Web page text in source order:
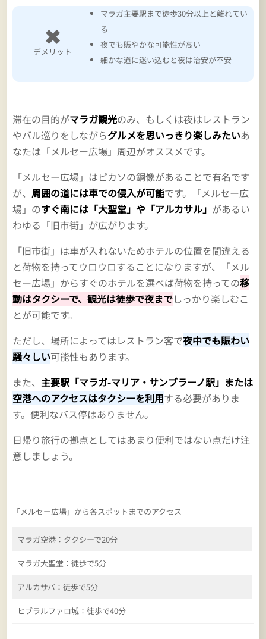
✖
デメリット
マラガ主要駅まで徒歩30分以上と離れてい
る
夜でも賑やかな可能性が高い
細かな道に迷い込むと夜は治安が不安
滞在の目的がマラガ観光のみ、もしくは夜はレストラン
やバル巡りをしながらグルメを思いっきり楽しみたいあ
なたは「メルセー広場」周辺がオススメです。
「メルセー広場」はピカソの銅像があることで有名です
が、周囲の道には車での侵入が可能です。「メルセー広
場」のすぐ南には「大聖堂」や「アルカサル」 があるい
わゆる「旧市街」が広がります。
「旧市街」は車が入れないためホテルの位置を間違える
と荷物を持ってウロウロすることになりますが、「メル
セー広場」からすぐのホテルを選べば荷物を持っての移
動はタクシーで、観光は徒歩で夜までしっかり楽しむこ
とが可能です。
ただし、場所によってはレストラン客で夜中でも賑わい
騒々しい可能性もあります。
また、主要駅「マラガ-マリア・サンブラーノ駅」または
空港へのアクセスはタクシーを利用する必要がありま
す。便利なバス停はありません。
日帰り旅行の拠点としてはあまり便利ではない点だけ注
意しましょう。
「メルセー広場」から各スポットまでのアクセス
マラガ空港：タクシーで20分
マラガ大聖堂：徒歩で5分
アルカサバ：徒歩で5分
ヒブラルファロ城：徒歩で40分